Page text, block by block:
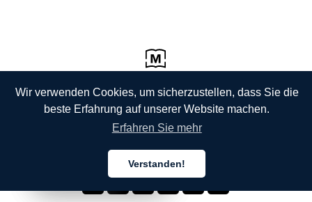
Wir verwenden Cookies, um sicherzustellen, dass Sie die
beste Erfahrung auf unserer Website machen.
Erfahren Sie mehr
Verstanden!
Deutsch
Deutsch
Deutsch